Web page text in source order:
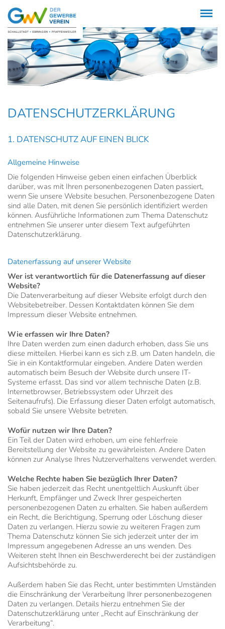
Menü
DATENSCHUTZERKLÄRUNG
1. DATENSCHUTZ AUF EINEN BLICK
Allgemeine Hinweise
Die folgenden Hinweise geben einen einfachen Überblick
darüber, was mit Ihren personenbezogenen Daten passiert,
wenn Sie unsere Website besuchen. Personenbezogene Daten
sind alle Daten, mit denen Sie persönlich identifiziert werden
können. Ausführliche Informationen zum Thema Datenschutz
entnehmen Sie unserer unter diesem Text aufgeführten
Datenschutzerklärung.
Datenerfassung auf unserer Website
Wer ist verantwortlich für die Datenerfassung auf dieser
Website?
Die Datenverarbeitung auf dieser Website erfolgt durch den
Websitebetreiber. Dessen Kontaktdaten können Sie dem
Impressum dieser Website entnehmen.
Wie erfassen wir Ihre Daten?
Ihre Daten werden zum einen dadurch erhoben, dass Sie uns
diese mitteilen. Hierbei kann es sich z.B. um Daten handeln, die
Sie in ein Kontaktformular eingeben. Andere Daten werden
automatisch beim Besuch der Website durch unsere IT-
Systeme erfasst. Das sind vor allem technische Daten (z.B.
Internetbrowser, Betriebssystem oder Uhrzeit des
Seitenaufrufs). Die Erfassung dieser Daten erfolgt automatisch,
sobald Sie unsere Website betreten.
Wofür nutzen wir Ihre Daten?
Ein Teil der Daten wird erhoben, um eine fehlerfreie
Bereitstellung der Website zu gewährleisten. Andere Daten
können zur Analyse Ihres Nutzerverhaltens verwendet werden.
Welche Rechte haben Sie bezüglich Ihrer Daten?
Sie haben jederzeit das Recht unentgeltlich Auskunft über
Herkunft, Empfänger und Zweck Ihrer gespeicherten
personenbezogenen Daten zu erhalten. Sie haben außerdem
ein Recht, die Berichtigung, Sperrung oder Löschung dieser
Daten zu verlangen. Hierzu sowie zu weiteren Fragen zum
Thema Datenschutz können Sie sich jederzeit unter der im
Impressum angegebenen Adresse an uns wenden. Des
Weiteren steht Ihnen ein Beschwerderecht bei der zuständigen
Aufsichtsbehörde zu.
Außerdem haben Sie das Recht, unter bestimmten Umständen
die Einschränkung der Verarbeitung Ihrer personenbezogenen
Daten zu verlangen. Details hierzu entnehmen Sie der
Datenschutzerklärung unter „Recht auf Einschränkung der
Verarbeitung“.